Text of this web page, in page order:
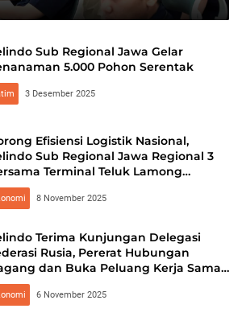
Aset dan Bisnis
Sub Regional Jawa Gelar
5.000 Pohon Serentak
3 Desember 2025
Efisiensi Logistik Nasional,
Sub Regional Jawa Regional 3
Terminal Teluk Lamong
Pengoperasikan Dermaga
Timur BT05
8 November 2025
Terima Kunjungan Delegasi
Rusia, Pererat Hubungan
dan Buka Peluang Kerja Sama
6 November 2025